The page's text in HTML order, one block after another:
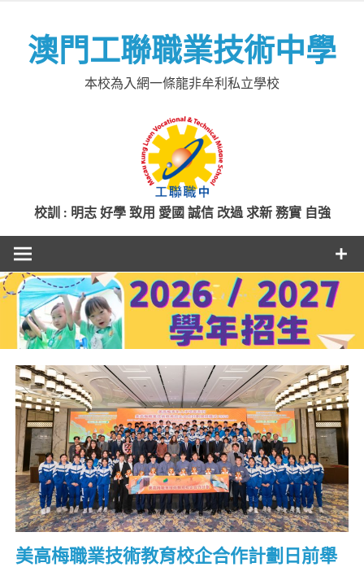
content澳門工聯職業技術中學
本校為入網一條龍非牟利私立學校
校訓 : 明志 好學 致用 愛國 誠信 改過 求新 務實 自強
美高梅職業技術教育校企合作計劃日前舉